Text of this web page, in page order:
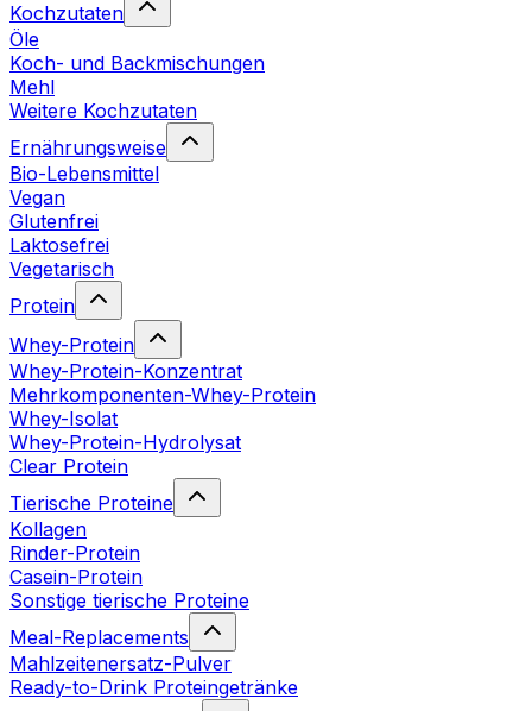
Kochzutaten
Öle
Koch- und Backmischungen
Mehl
Weitere Kochzutaten
Ernährungsweise
Bio-Lebensmittel
Vegan
Glutenfrei
Laktosefrei
Vegetarisch
Protein
Whey-Protein
Whey-Protein-Konzentrat
Mehrkomponenten-Whey-Protein
Whey-Isolat
Whey-Protein-Hydrolysat
Clear Protein
Tierische Proteine
Kollagen
Rinder-Protein
Casein-Protein
Sonstige tierische Proteine
Meal-Replacements
Mahlzeitenersatz-Pulver
Ready-to-Drink Proteingetränke